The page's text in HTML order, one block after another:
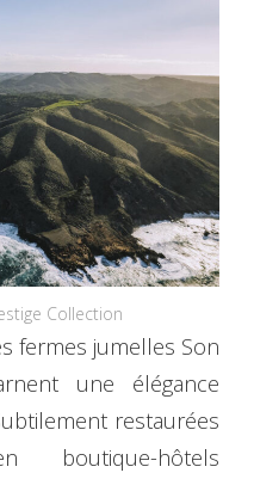
Collection
fermes jumelles Son
une élégance
restaurées
boutique-hôtels